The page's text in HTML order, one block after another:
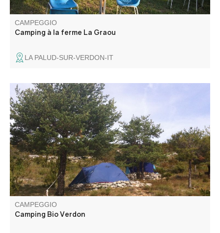
CAMPEGGIO
Camping à la ferme La Graou
LA PALUD-SUR-VERDON-IT
Due aree di campeggio con servizi igienici e cucina
indipendente. Un sito familiare ombreggiato e spazioso.
Terrazze intime in collina. Ortaggi biologici in loco, a 10
minuti a piedi dal villaggio.
CAMPEGGIO
Camping Bio Verdon